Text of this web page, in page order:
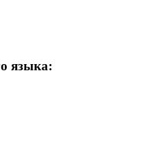
языка: